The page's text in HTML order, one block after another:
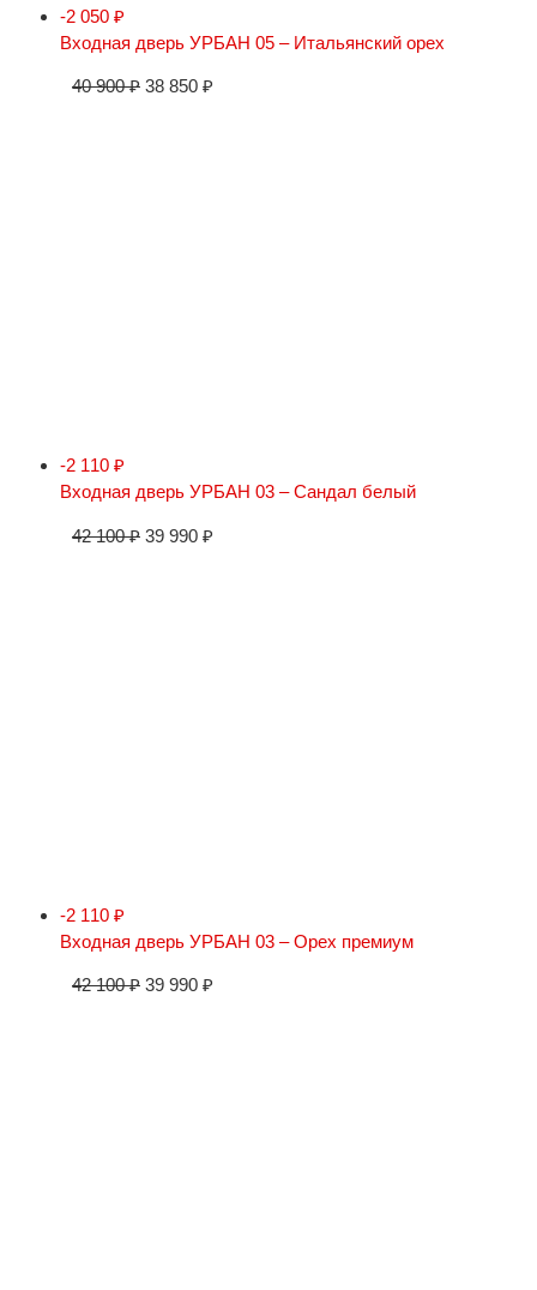
-2 050 ₽
Входная дверь УРБАН 05 – Итальянский орех
40 900₽ 38 850 ₽
-2 110 ₽
Входная дверь УРБАН 03 – Сандал белый
42 100₽ 39 990 ₽
-2 110 ₽
Входная дверь УРБАН 03 – Орех премиум
42 100₽ 39 990 ₽